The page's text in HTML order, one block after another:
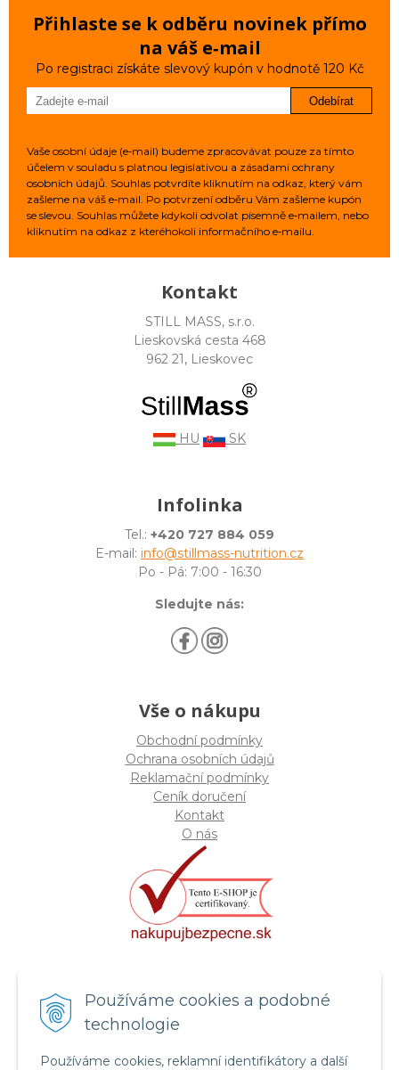
Používáme cookies a podobné
technologie
Používáme cookies, reklamní identifikátory a další
Přihlaste se k odběru novinek přímo
na váš e‑mail
Po registraci získáte slevový kupón v hodnotě 120 Kč
Odebírat
Vaše osobní údaje (e‑mail) budeme zpracovávat pouze za tímto
účelem v souladu s platnou legislativou a zásadami ochrany
osobních údajů. Souhlas potvrdíte kliknutím na odkaz, který vám
zašleme na váš e‑mail. Po potvrzení odběru Vám zašleme kupón
se slevou. Souhlas můžete kdykoli odvolat písemně e‑mailem, nebo
kliknutím na odkaz z kteréhokoli informačního e‑mailu.
Kontakt
STILL MASS, s.r.o.
Lieskovská cesta 468
962 21, Lieskovec
HU SK
Infolinka
Tel.: +420 727 884 059
E-mail: info@stillmass-nutrition.cz
Po - Pá: 7:00 - 16:30
Sledujte nás:
Vše o nákupu
Obchodní podmínky
Ochrana osobních údajů
Reklamační podmínky
Ceník doručení
Kontakt
O nás
Certifikát systému bezpečnosti
potravin FSSC 22000